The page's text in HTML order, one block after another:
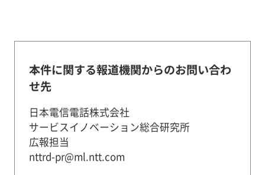
本件に関する報道機関からのお問い合わ
せ先
日本電信電話株式会社
サービスイノベーション総合研究所
広報担当
nttrd-pr@ml.ntt.com